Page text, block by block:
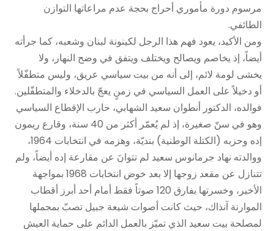
مرسوم دورة مأموري أحراج بحجة عدم مراعاتها التوازن
الطائفي.
ومن الأكيد، يعود فهم هذا الرجل لكينونة لبنان وشعبه، كما جرأته
أيضاً، إذ يخاصم ويصالح ويختلف ويتفق في وضح النهار، ولا
يخشى لومة لائم، إلى أنه من بيت سياسي عريق، وليس متطفّلاً
أو دخيلاً على العمل السياسي في زمنٍ يعجّ بالدخلاء والمتطفّلين.
فوالده، الدكتور أنطوان سعيد الشهابي، حارب الإقطاع السياسي
وهو في سنّ صغيرة، إذ لم يُعمّر أكثر من 40 سنة، وقارع ريمون
إده وحزبه (الكتلة الوطنية) بنديّة، وهزمه في انتخابات 1964،
ووالدته نهاد جرمانوس سعيد لم تتوانَ عن مقارعة إده أيضاً، ولم
تتنازل عن مقعد زوجها إلا بعد خوض انتخابات 1968 بمواجهة
الأخير، وخسرتها بفارق 120 صوتاً فقط أمام أحد أبرز أقطاب
الموارنة آنذاك، حيث كانت أصوات شيعة جبيل تصبّ بمجملها
لمصلحة بيت سعيد الذي تميّز بالعمل الدائم على حماية العيش